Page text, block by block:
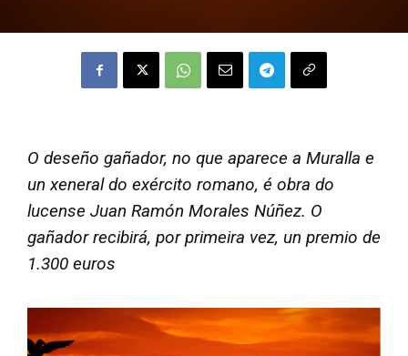
O deseño gañador, no que aparece a Muralla e
un xeneral do exército romano, é obra do
lucense Juan Ramón Morales Núñez. O
gañador recibirá, por primeira vez, un premio de
1.300 euros